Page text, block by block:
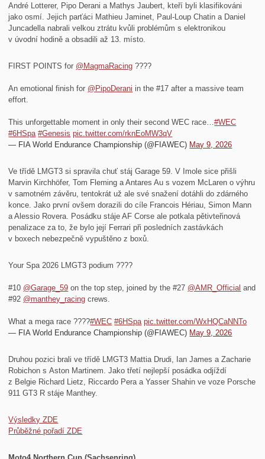
André Lotterer, Pipo Derani a Mathys Jaubert, kteří byli klasifikováni
jako osmí. Jejich parťáci Mathieu Jaminet, Paul-Loup Chatin a Daniel
Juncadella nabrali velkou ztrátu kvůli problémům s elektronikou
v úvodní hodině a obsadili až 13. místo.
FIRST POINTS for @MagmaRacing ????
An emotional finish for @PipoDerani in the #17 after a massive team
effort.
This unforgettable moment in only their second WEC race…#WEC
#6HSpa #Genesis pic.twitter.com/rknEoMW3qV
— FIA World Endurance Championship (@FIAWEC) May 9, 2026
Ve třídě LMGT3 si spravila chuť stáj Garage 59. V Imole sice přišli
Marvin Kirchhöfer, Tom Fleming a Antares Au s vozem McLaren o výhru
v samotném závěru, tentokrát už ale své snažení dotáhli do zdárného
konce. Jako první ovšem dorazili do cíle Francois Hériau, Simon Mann
a Alessio Rovera. Posádku stáje AF Corse ale potkala pětivteřinová
penalizace za to, že bylo její Ferrari při posledních zastávkách
v boxech nebezpečně vypuštěno z boxů.
Your Spa 2026 LMGT3 podium ????
#10 @Garage_59 on the top step, joined by the #27 @AMR_Official and
#92 @manthey_racing crews.
What a mega race ????#WEC #6HSpa pic.twitter.com/WxHQCaNNTo
— FIA World Endurance Championship (@FIAWEC) May 9, 2026
Druhou pozici brali ve třídě LMGT3 Mattia Drudi, Ian James a Zacharie
Robichon s Aston Martinem. Jako třetí nejlepší posádka odjíždí
z Belgie Richard Lietz, Riccardo Pera a Yasser Shahin ve voze Porsche
911 GT3 R stáje Manthey.
Výsledky ZDE
Průběžné pořadí ZDE